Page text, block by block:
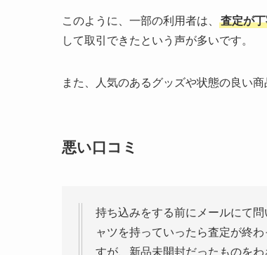
このように、一部の利用者は、 査定が
して取引できたという声が多いです。
また、人気のあるグッズや状態の良い
悪い口コミ
持ち込みをする前にメールにて
ャツを持っていったら査定が終
すが、新品未開封だったものを